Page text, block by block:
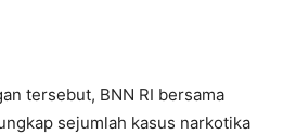
tersebut, BNN RI bersama
sejumlah kasus narkotika